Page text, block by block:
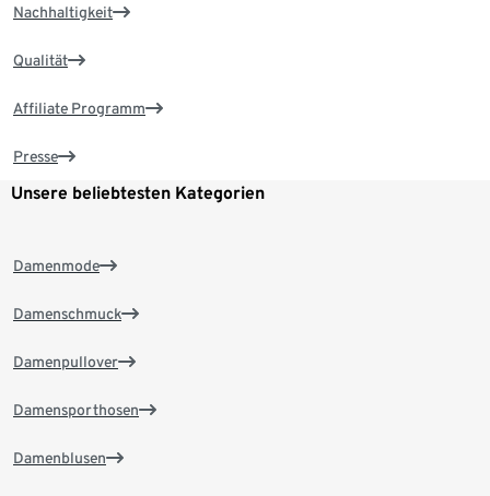
Nachhaltigkeit
Qualität
Affiliate Programm
Presse
Unsere beliebtesten Kategorien
Damenmode
Damenschmuck
Damenpullover
Damensporthosen
Damenblusen